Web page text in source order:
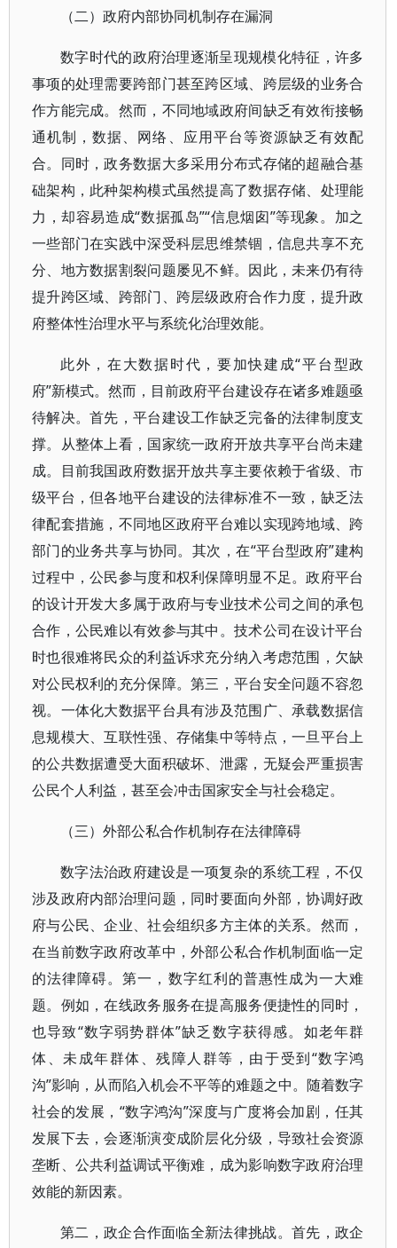
（二）政府内部协同机制存在漏洞
数字时代的政府治理逐渐呈现规模化特征，许多
事项的处理需要跨部门甚至跨区域、跨层级的业务合
作方能完成。然而，不同地域政府间缺乏有效衔接畅
通机制，数据、网络、应用平台等资源缺乏有效配
合。同时，政务数据大多采用分布式存储的超融合基
础架构，此种架构模式虽然提高了数据存储、处理能
力，却容易造成“数据孤岛”“信息烟囱”等现象。加之
一些部门在实践中深受科层思维禁锢，信息共享不充
分、地方数据割裂问题屡见不鲜。因此，未来仍有待
提升跨区域、跨部门、跨层级政府合作力度，提升政
府整体性治理水平与系统化治理效能。
此外，在大数据时代，要加快建成“平台型政
府”新模式。然而，目前政府平台建设存在诸多难题亟
待解决。首先，平台建设工作缺乏完备的法律制度支
撑。从整体上看，国家统一政府开放共享平台尚未建
成。目前我国政府数据开放共享主要依赖于省级、市
级平台，但各地平台建设的法律标准不一致，缺乏法
律配套措施，不同地区政府平台难以实现跨地域、跨
部门的业务共享与协同。其次，在“平台型政府”建构
过程中，公民参与度和权利保障明显不足。政府平台
的设计开发大多属于政府与专业技术公司之间的承包
合作，公民难以有效参与其中。技术公司在设计平台
时也很难将民众的利益诉求充分纳入考虑范围，欠缺
对公民权利的充分保障。第三，平台安全问题不容忽
视。一体化大数据平台具有涉及范围广、承载数据信
息规模大、互联性强、存储集中等特点，一旦平台上
的公共数据遭受大面积破坏、泄露，无疑会严重损害
公民个人利益，甚至会冲击国家安全与社会稳定。
（三）外部公私合作机制存在法律障碍
数字法治政府建设是一项复杂的系统工程，不仅
涉及政府内部治理问题，同时要面向外部，协调好政
府与公民、企业、社会组织多方主体的关系。然而，
在当前数字政府改革中，外部公私合作机制面临一定
的法律障碍。第一，数字红利的普惠性成为一大难
题。例如，在线政务服务在提高服务便捷性的同时，
也导致“数字弱势群体”缺乏数字获得感。如老年群
体、未成年群体、残障人群等，由于受到“数字鸿
沟”影响，从而陷入机会不平等的难题之中。随着数字
社会的发展，“数字鸿沟”深度与广度将会加剧，任其
发展下去，会逐渐演变成阶层化分级，导致社会资源
垄断、公共利益调试平衡难，成为影响数字政府治理
效能的新因素。
第二，政企合作面临全新法律挑战。首先，政企